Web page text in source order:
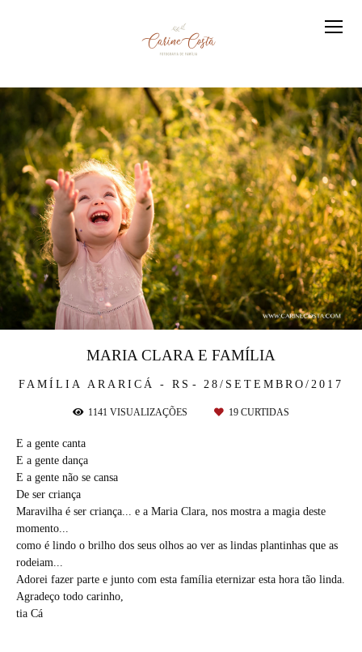
FAMÍLIA ARARICÁ - RS 28/SETEMBRO/2017
MARIA CLARA E FAMÍLIA
1141 VISUALIZAÇÕES 19 CURTIDAS
E a gente canta
E a gente dança
E a gente não se cansa
De ser criança
Maravilha é ser criança... e a Maria Clara, nos mostra a magia deste
momento...
como é lindo o brilho dos seus olhos ao ver as lindas plantinhas que as
rodeiam...
Adorei fazer parte e junto com esta família eternizar esta hora tão linda.
Agradeço todo carinho,
tia Cá